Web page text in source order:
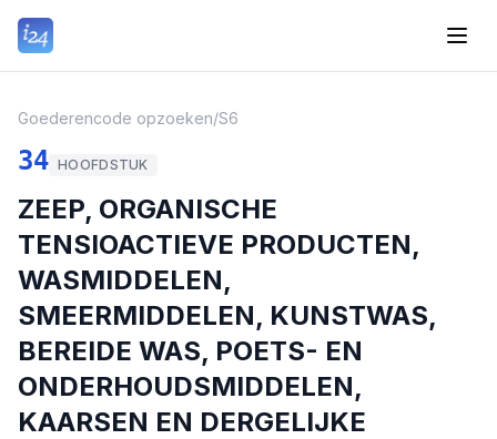
Goederencode opzoeken/S6
34 HOOFDSTUK
ZEEP, ORGANISCHE
TENSIOACTIEVE PRODUCTEN,
WASMIDDELEN,
SMEERMIDDELEN, KUNSTWAS,
BEREIDE WAS, POETS- EN
ONDERHOUDSMIDDELEN,
KAARSEN EN DERGELIJKE